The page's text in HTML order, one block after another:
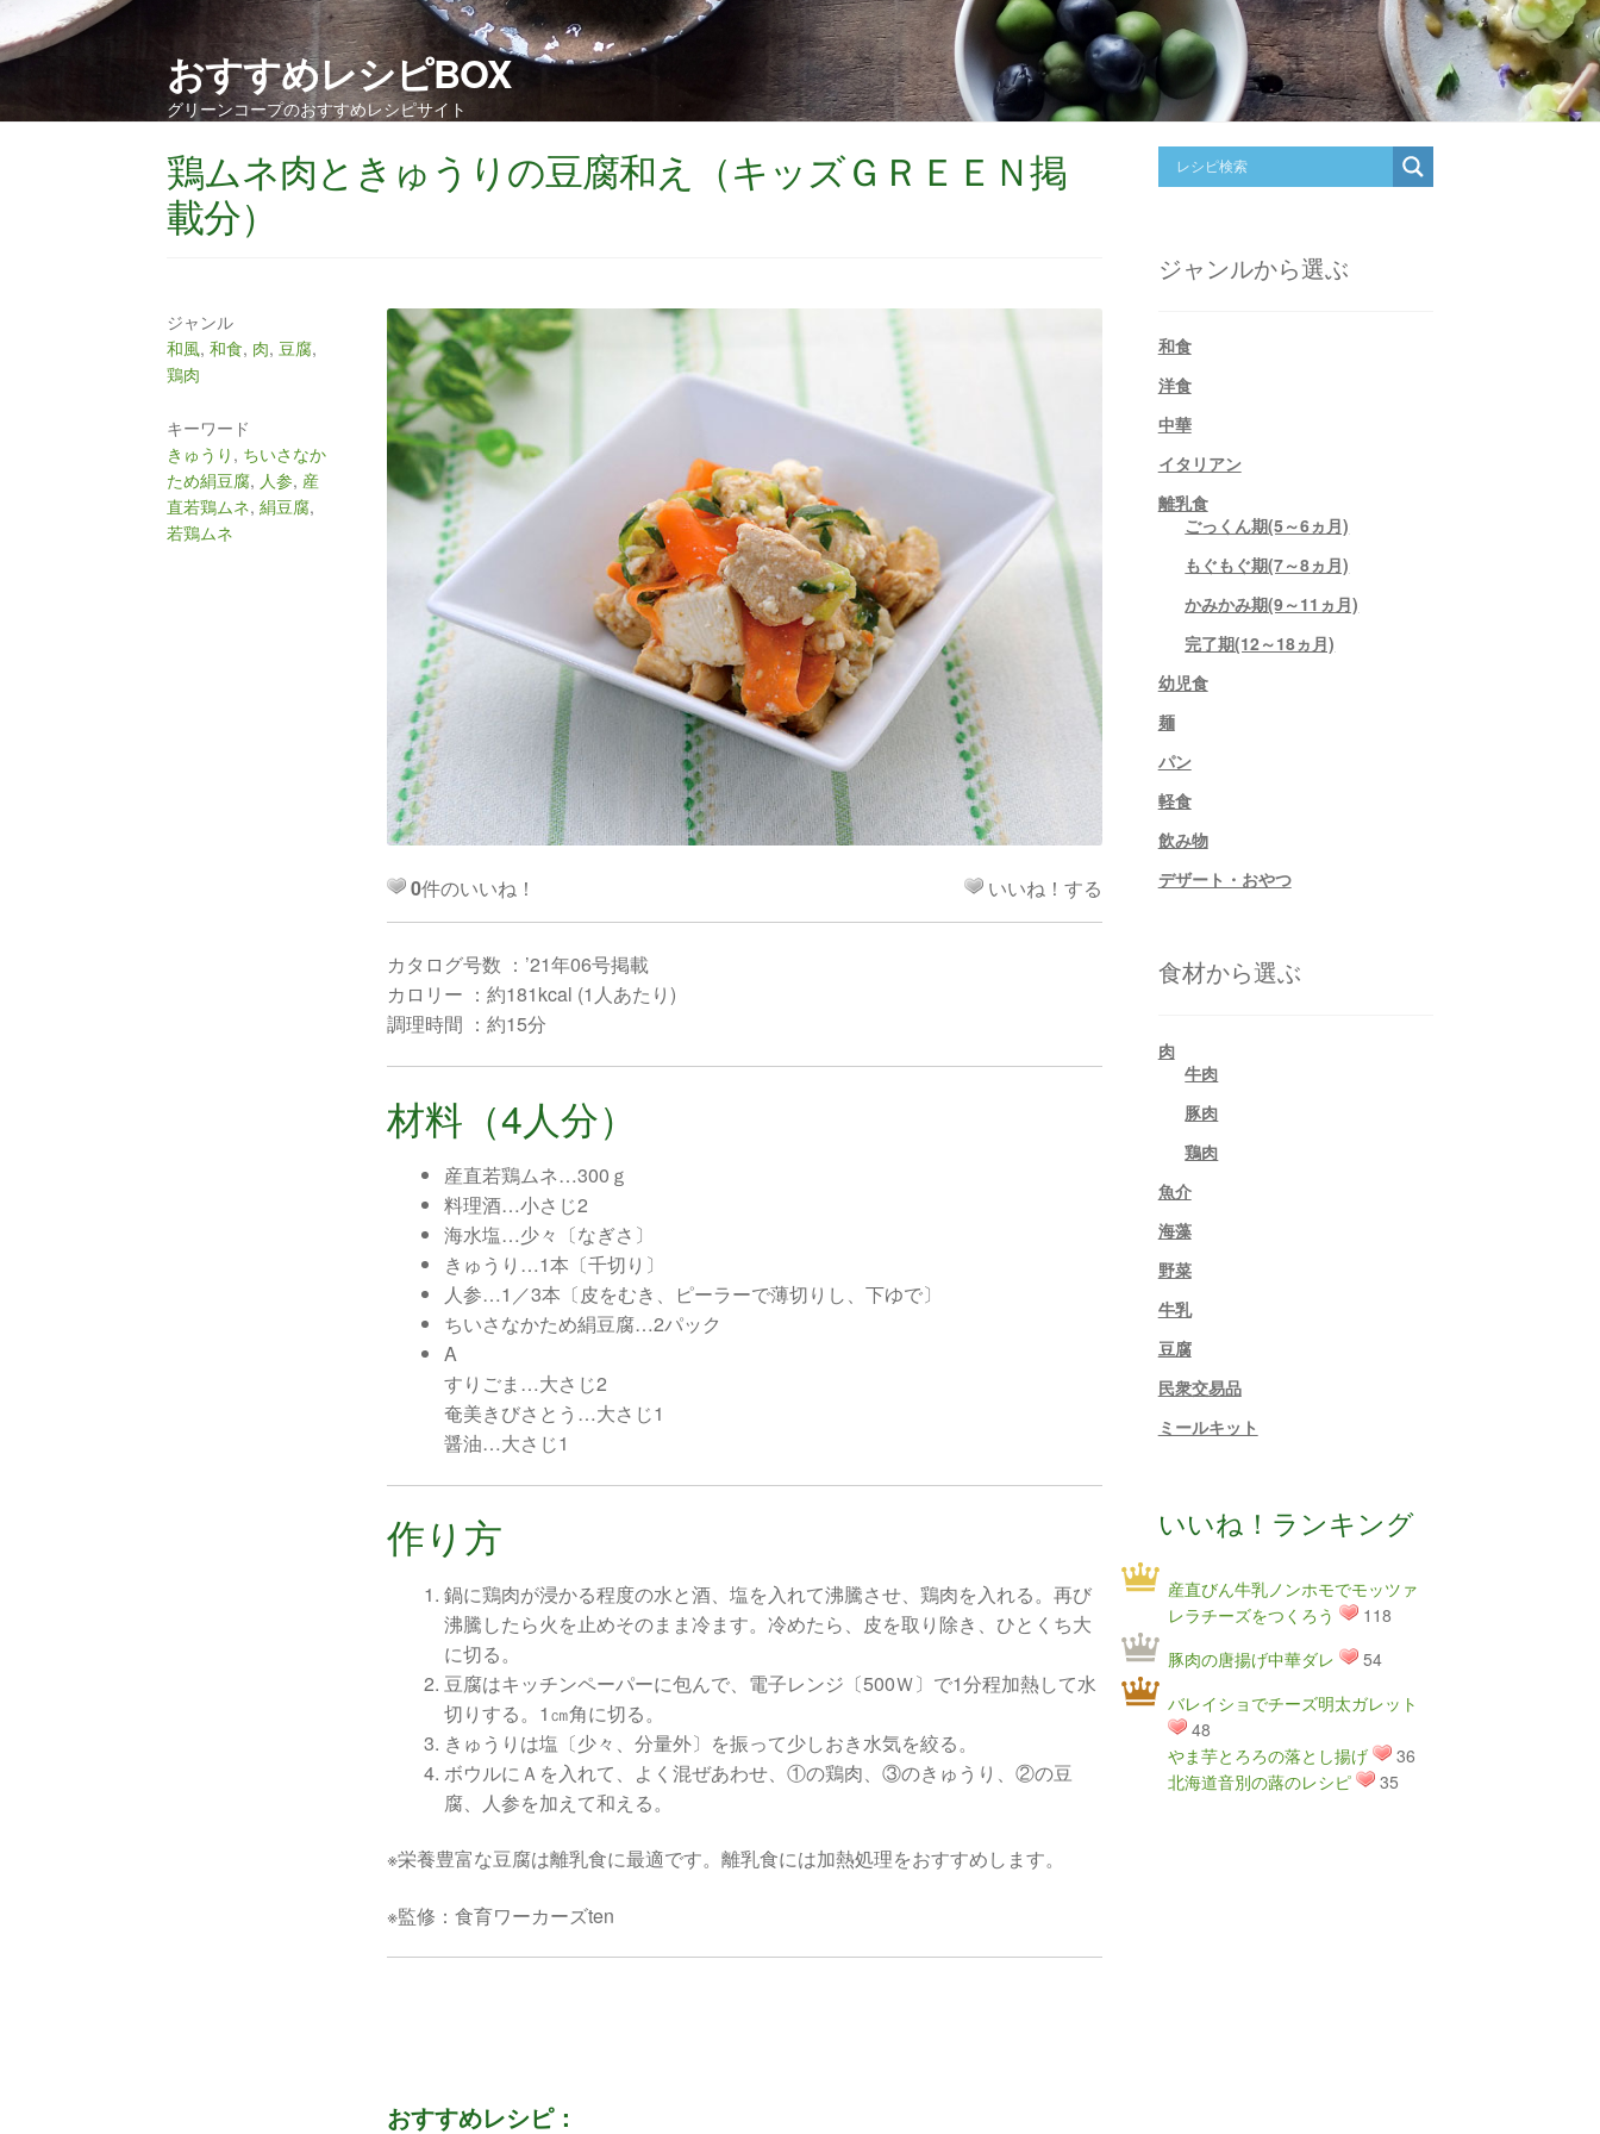
おすすめレシピBOX
グリーンコープのおすすめレシピサイト
鶏ムネ肉ときゅうりの豆腐和え（キッズＧＲＥＥＮ掲
載分）
ジャンル
和風,和食, 肉,豆腐,
鶏肉
キーワード
きゅうり , ちいさなか
ため絹豆腐, 人参, 産
直若鶏ムネ,絹豆腐,
若鶏ムネ
0件のいいね！ いいね！する
カタログ号数 ：’21年06号掲載
カロリー ：約181kcal (1人あたり)
調理時間 ：約15分
材料（4人分）
産直若鶏ムネ…300ｇ
料理酒…小さじ2
海水塩…少々〔なぎさ〕
きゅうり…1本〔千切り〕
人参…1／3本〔皮をむき、ピーラーで薄切りし、下ゆで〕
ちいさなかため絹豆腐…2パック
A
すりごま…大さじ2
奄美きびさとう…大さじ1
醤油…大さじ1
作り方
鍋に鶏肉が浸かる程度の水と酒、塩を入れて沸騰させ、鶏肉を入れる。再び
沸騰したら火を止めそのまま冷ます。冷めたら、皮を取り除き、ひとくち大
に切る。
豆腐はキッチンペーパーに包んで、電子レンジ〔500Ｗ〕で1分程加熱して水
切りする。1㎝角に切る。
きゅうりは塩〔少々、分量外〕を振って少しおき水気を絞る。
ボウルにＡを入れて、よく混ぜあわせ、①の鶏肉、③のきゅうり、②の豆
腐、人参を加えて和える。
※栄養豊富な豆腐は離乳食に最適です。離乳食には加熱処理をおすすめします。
※監修：食育ワーカーズten
おすすめレシピ：
ジャンルから選ぶ
和食
洋食
中華
イタリアン
離乳食
ごっくん期(5～6ヵ月)
もぐもぐ期(7～8ヵ月)
かみかみ期(9～11ヵ月)
完了期(12～18ヵ月)
幼児食
麺
パン
軽食
飲み物
デザート・おやつ
食材から選ぶ
肉
牛肉
豚肉
鶏肉
魚介
海藻
野菜
牛乳
豆腐
民衆交易品
ミールキット
いいね！ランキング
産直びん牛乳ノンホモでモッツァ
レラチーズをつくろう
118
豚肉の唐揚げ中華ダレ
54
バレイショでチーズ明太ガレット
48
やま芋とろろの落とし揚げ
36
北海道音別の蕗のレシピ
35